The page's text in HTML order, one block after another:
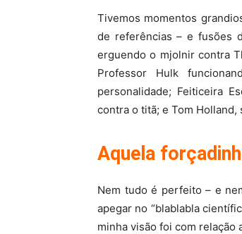
Tivemos momentos
de referências – e fusões
erguendo o mjolnir contra
Professor Hulk
personalidade; Feiticeira
contra o titã; e Tom
Aquela
Nem tudo é perfeito – e
apegar no “blablabla
minha visão foi com relação